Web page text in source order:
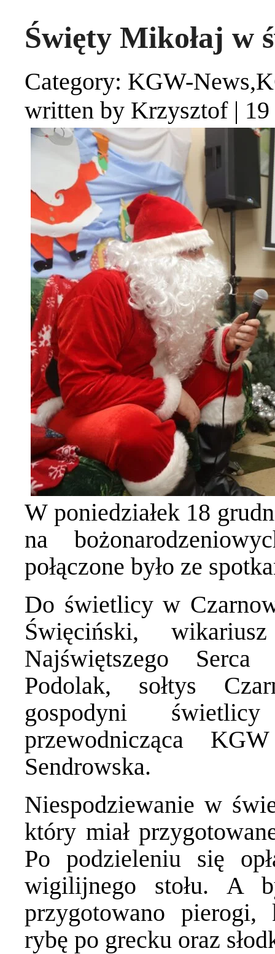
Święty Mikołaj w
Category: KGW-
written by Krzysztof|
W poniedziałek 18
na
połączone było ze
Do świetlicy w
Święciński,
Najświętszego
Podolak, sołtys
gospodyni
przewodnicząca
Sendrowska.
Niespodziewanie w
który miał
Po podzieleniu się
wigilijnego stołu. A
przygotowano pierogi,
rybę po grecku oraz